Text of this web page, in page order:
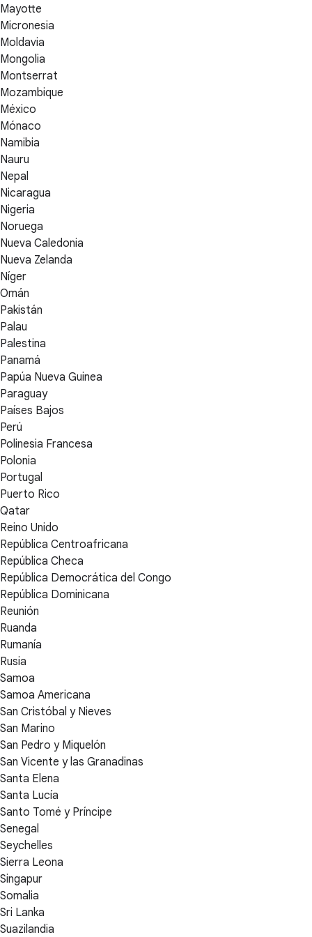
Mayotte
Micronesia
Moldavia
Mongolia
Montserrat
Mozambique
México
Mónaco
Namibia
Nauru
Nepal
Nicaragua
Nigeria
Noruega
Nueva Caledonia
Nueva Zelanda
Níger
Omán
Pakistán
Palau
Palestina
Panamá
Papúa Nueva Guinea
Paraguay
Países Bajos
Perú
Polinesia Francesa
Polonia
Portugal
Puerto Rico
Qatar
Reino Unido
República Centroafricana
República Checa
República Democrática del Congo
República Dominicana
Reunión
Ruanda
Rumanía
Rusia
Samoa
Samoa Americana
San Cristóbal y Nieves
San Marino
San Pedro y Miquelón
San Vicente y las Granadinas
Santa Elena
Santa Lucía
Santo Tomé y Príncipe
Senegal
Seychelles
Sierra Leona
Singapur
Somalia
Sri Lanka
Suazilandia